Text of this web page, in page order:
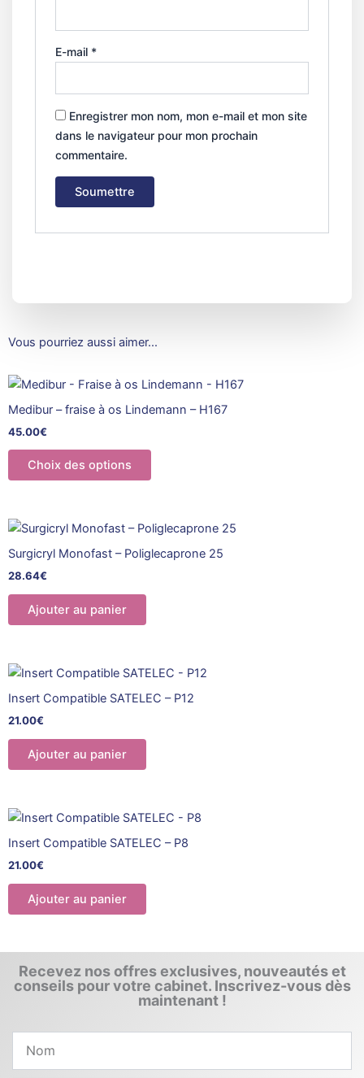
E-mail *
Enregistrer mon nom, mon e-mail et mon site
dans le navigateur pour mon prochain
commentaire.
Vous pourriez aussi aimer...
Medibur – fraise à os Lindemann – H167
45.00€
Choix des options
Ce
produit
variations.
Les
peuvent
choisies
sur
la
page
Surgicryl Monofast – Poliglecaprone 25
28.64€
Ajouter au panier
Insert Compatible SATELEC – P12
21.00€
Ajouter au panier
Insert Compatible SATELEC – P8
21.00€
Ajouter au panier
Recevez nos offres exclusives, nouveautés et
conseils pour votre cabinet. Inscrivez-vous dès
maintenant !